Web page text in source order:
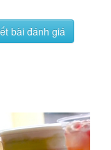
bài đánh giá